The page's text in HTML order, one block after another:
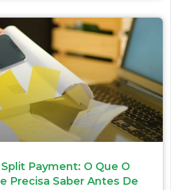
Payment: O Que O
Precisa Saber Antes De